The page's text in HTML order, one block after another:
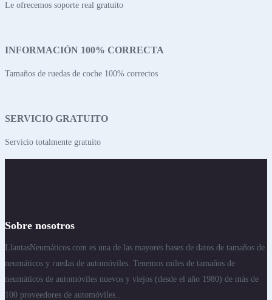
Le ofrecemos soporte real gratuito
INFORMACIÓN 100% CORRECTA
Tamaños de ruedas de coche 100% correctos
SERVICIO GRATUITO
Servicio totalmente gratuito
Sobre nosotros
LlantasNeumáticos.com es una de las mayores bases de datos de tamaños de
neumáticos y ruedas de automóviles. Tenemos miles de tamaños de
neumáticos de automóviles nuevos y viejos (desde el año 1980) de más de
100 proveedores de automóviles..